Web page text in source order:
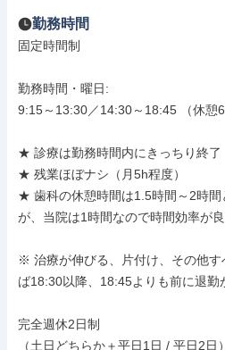
勤務時間
固定時間制
勤務時間・曜日:
9:15～13:30／14:30～18:45 （休憩
★ 診療は勤務時間内にきっちり終了
★ 残業ほぼナシ（月5h程度）
★ 歯科の休憩時間は1.5時間～2時間
が、当院は1時間なので時間効率が良
※ 治療が伸びる、片付け、その他
ば18:30以降、18:45よりも前に退勤
完全週休2日制
（土日どちらか＋平日1日 / 平日2日）